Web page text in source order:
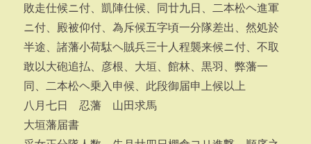
敗走仕候ニ付、凱陣仕候、同廿九日、二本松ヘ進軍
ニ付、殿被仰付、為斥候五字頃一分隊差出、然処於
半途、諸藩小荷駄ヘ賊兵三十人程襲来候ニ付、不取
敢以大砲追払、彦根、大垣、館林、黒羽、弊藩一
同、二本松ヘ乗入申候、此段御届申上候以上
八月七日 忍藩 山田求馬
大垣藩届書